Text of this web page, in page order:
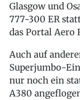
Glasgow und
777-300 ER
das Portal Aero
Auch auf
Superjumbo-
nur noch ein
A380